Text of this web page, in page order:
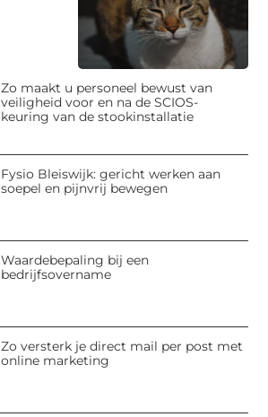
Zo maakt u personeel bewust van
veiligheid voor en na de SCIOS-
keuring van de stookinstallatie
Fysio Bleiswijk: gericht werken aan
soepel en pijnvrij bewegen
Waardebepaling bij een
bedrijfsovername
Zo versterk je direct mail per post met
online marketing